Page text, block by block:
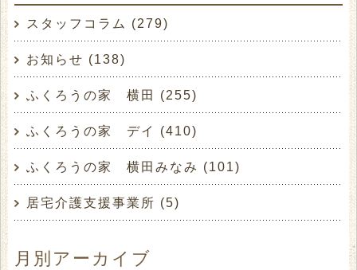
いつも畑の事を気にかけて下さっている大家さ
スタッフコラム (279)
お知らせ (138)
ふくろうの家 横田 (255)
ふくろうの家 デイ (410)
ふくろうの家 横田みなみ (101)
居宅介護支援事業所 (5)
月別アーカイブ